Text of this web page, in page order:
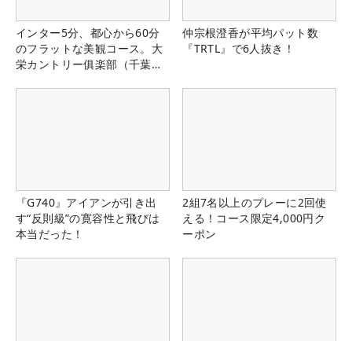
インター5分、都心から60分
のフラットな美観コース。大
栄カントリー俱楽部（千葉
仲宗根澄香が平均パット数
『TRTL』で6人抜き！
『G740』アイアンが引き出
す“反則級”の寛容性と飛びは
本当だった！
2組7名以上のプレーに2回使
える！コース限定4,000円ク
ーポン